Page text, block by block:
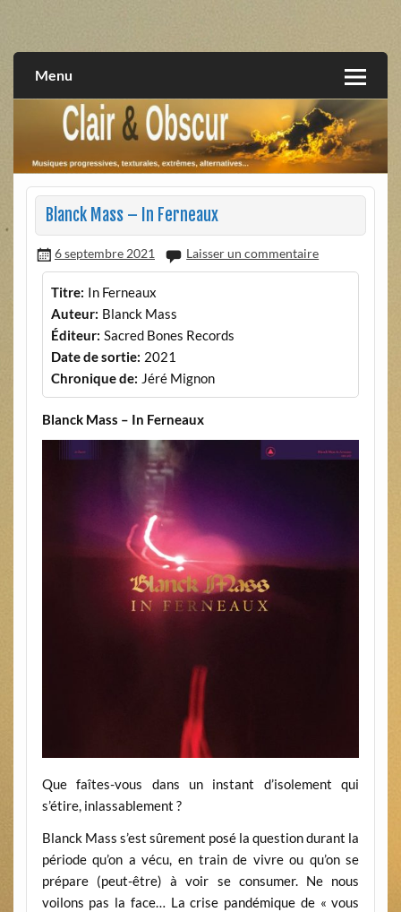
extrêmes, alternatives, texturales
Menu
Blanck Mass – In Ferneaux
6 septembre 2021 Laisser un commentaire
Titre: In Ferneaux
Auteur: Blanck Mass
Éditeur: Sacred Bones Records
Date de sortie: 2021
Chronique de: Jéré Mignon
Blanck Mass – In Ferneaux
Que faîtes-vous dans un instant d’isolement qui
s’étire, inlassablement ?
Blanck Mass s’est sûrement posé la question durant la
période qu’on a vécu, en train de vivre ou qu’on se
prépare (peut-être) à voir se consumer. Ne nous
voilons pas la face… La crise pandémique de « vous